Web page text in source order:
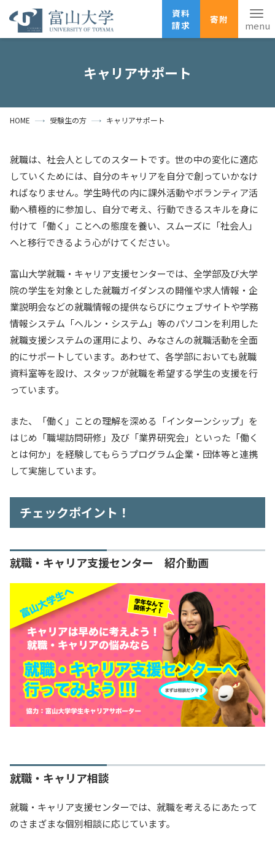
資料
請求
寄附
資料請求
寄附
受験生の方 地域・一般の方 企業・研究者の方
卒業生の方 在学生の方 教職員の方
大学紹介
入試情報
教育・学生支援
研究・産学官連携
キャリアサポート
HOME 受験生の方 キャリアサポート
就職は、社会人としてのスタートです。世の中の変化に適応
していくためには、自分のキャリアを自分で創っていかなけ
ればなりません。学生時代の内に課外活動やボランティア活
動へ積極的に参加し、自分で考え、行動できるスキルを身に
付けて「働く」ことへの態度を養い、スムーズに「社会人」
へと移行できるよう心がけてください。
富山大学就職・キャリア支援センターでは、全学部及び大学
院の学生を対象とした就職ガイダンスの開催や求人情報・企
業説明会などの就職情報の提供ならびにウェブサイトや学務
情報システム「ヘルン・システム」等のパソコンを利用した
就職支援システムの運用により、みなさんの就職活動を全面
的にサポートしています。あわせて、各学部においても就職
資料室等を設け、スタッフが就職を希望する学生の支援を行
っています。
また、「働く」ことの理解を深める「インターンシップ」を
はじめ「職場訪問研修」及び「業界研究会」といった「働く
とは何か」を経験してもらうプログラム企業・団体等と連携
して実施しています。
チェックポイント！
就職・キャリア支援センター 紹介動画
就職・キャリア相談
就職・キャリア支援センターでは、就職を考えるにあたって
のさまざまな個別相談に応じています。